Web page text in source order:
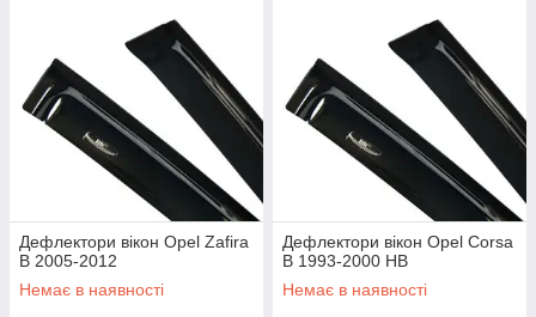
Дефлектори вікон Opel Zafira
B 2005-2012
Немає в наявності
Дефлектори вікон Opel Corsa
B 1993-2000 HB
Немає в наявності